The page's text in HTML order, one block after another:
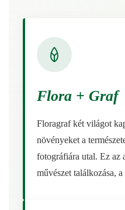
Flora + Graf
Floragraf két világot
növényeket a
fotográfiára utal. Ez az
művészet találkozása,